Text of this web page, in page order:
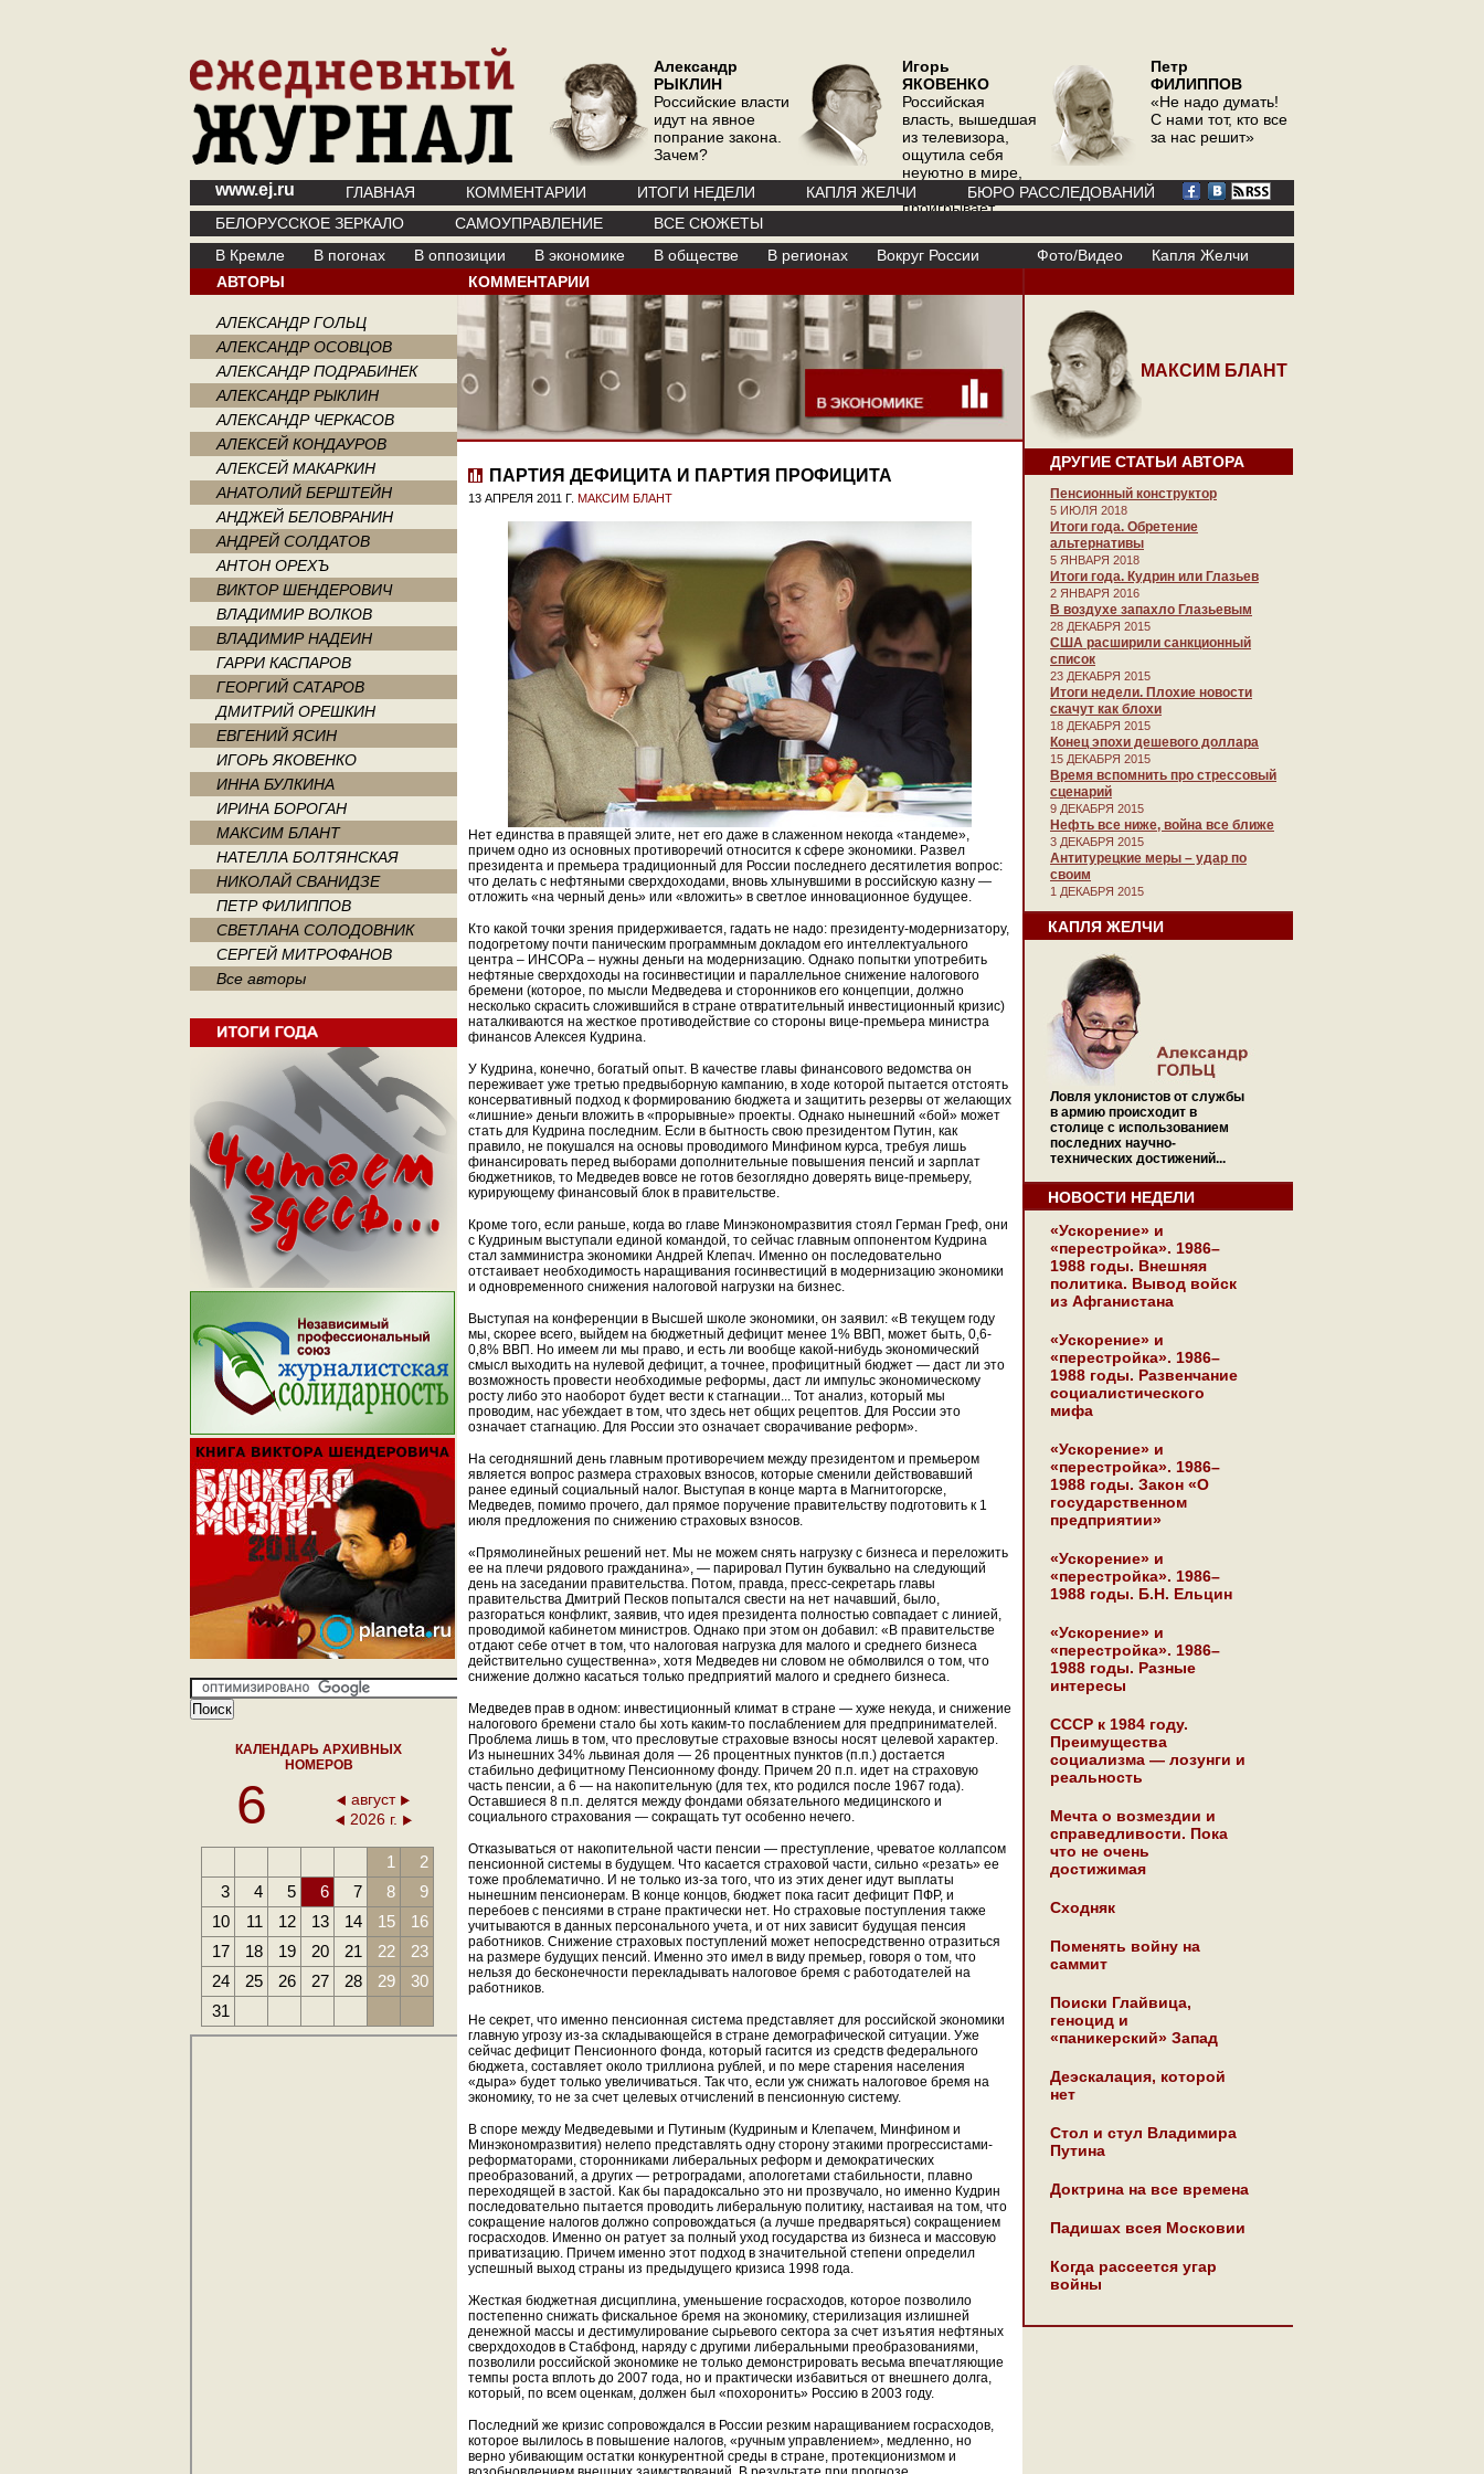
Александр
РЫКЛИН
Российские власти
идут на явное
попрание закона.
Зачем?
Игорь
ЯКОВЕНКО
Российская
власть, вышедшая
из телевизора,
ощутила себя
неуютно в мире,
где телевизор
проигрывает
Петр
ФИЛИППОВ
«Не надо думать!
С нами тот, кто все
за нас решит»
www.ej.ru ГЛАВНАЯ КОММЕНТАРИИ ИТОГИ НЕДЕЛИ КАПЛЯ ЖЕЛЧИ
БЮРО РАССЛЕДОВАНИЙ
БЕЛОРУССКОЕ ЗЕРКАЛО
САМОУПРАВЛЕНИЕ
ВСЕ СЮЖЕТЫ
В Кремле
В погонах В оппозиции В экономике В обществе В регионах Вокруг России Фото/Видео
Капля Желчи
АВТОРЫ
АЛЕКСАНДР ГОЛЬЦ
АЛЕКСАНДР ОСОВЦОВ
АЛЕКСАНДР ПОДРАБИНЕК
АЛЕКСАНДР РЫКЛИН
АЛЕКСАНДР ЧЕРКАСОВ
АЛЕКСЕЙ КОНДАУРОВ
АЛЕКСЕЙ МАКАРКИН
АНАТОЛИЙ БЕРШТЕЙН
АНДЖЕЙ БЕЛОВРАНИН
АНДРЕЙ СОЛДАТОВ
АНТОН ОРЕХЪ
ВИКТОР ШЕНДЕРОВИЧ
ВЛАДИМИР ВОЛКОВ
ВЛАДИМИР НАДЕИН
ГАРРИ КАСПАРОВ
ГЕОРГИЙ САТАРОВ
ДМИТРИЙ ОРЕШКИН
ЕВГЕНИЙ ЯСИН
ИГОРЬ ЯКОВЕНКО
ИННА БУЛКИНА
ИРИНА БОРОГАН
МАКСИМ БЛАНТ
НАТЕЛЛА БОЛТЯНСКАЯ
НИКОЛАЙ СВАНИДЗЕ
ПЕТР ФИЛИППОВ
СВЕТЛАНА СОЛОДОВНИК
СЕРГЕЙ МИТРОФАНОВ
Все авторы
КАЛЕНДАРЬ АРХИВНЫХ
НОМЕРОВ
6
август
2026 г.
1
2
3
4 5 6 7 8
9
10
11 12 13 14 15
16
17
18 19 20 21 22
23
24
25 26 27 28 29
30
31
КОММЕНТАРИИ
ПАРТИЯ ДЕФИЦИТА И ПАРТИЯ ПРОФИЦИТА
13 АПРЕЛЯ 2011 Г. МАКСИМ БЛАНТ
Нет единства в правящей элите, нет его даже в слаженном некогда «тандеме»,
причем одно из основных противоречий относится к сфере экономики. Развел
президента и премьера традиционный для России последнего десятилетия вопрос:
что делать с нефтяными сверхдоходами, вновь хлынувшими в российскую казну —
отложить «на черный день» или «вложить» в светлое инновационное будущее.
Кто какой точки зрения придерживается, гадать не надо: президенту-модернизатору,
подогретому почти паническим программным докладом его интеллектуального
центра – ИНСОРа – нужны деньги на модернизацию. Однако попытки употребить
нефтяные сверхдоходы на госинвестиции и параллельное снижение налогового
бремени (которое, по мысли Медведева и сторонников его концепции, должно
несколько скрасить сложившийся в стране отвратительный инвестиционный кризис)
наталкиваются на жесткое противодействие со стороны вице-премьера министра
финансов Алексея Кудрина.
У Кудрина, конечно, богатый опыт. В качестве главы финансового ведомства он
переживает уже третью предвыборную кампанию, в ходе которой пытается отстоять
консервативный подход к формированию бюджета и защитить резервы от желающих
«лишние» деньги вложить в «прорывные» проекты. Однако нынешний «бой» может
стать для Кудрина последним. Если в бытность свою президентом Путин, как
правило, не покушался на основы проводимого Минфином курса, требуя лишь
финансировать перед выборами дополнительные повышения пенсий и зарплат
бюджетников, то Медведев вовсе не готов безоглядно доверять вице-премьеру,
курирующему финансовый блок в правительстве.
Кроме того, если раньше, когда во главе Минэкономразвития стоял Герман Греф, они
с Кудриным выступали единой командой, то сейчас главным оппонентом Кудрина
стал замминистра экономики Андрей Клепач. Именно он последовательно
отстаивает необходимость наращивания госинвестиций в модернизацию экономики
и одновременного снижения налоговой нагрузки на бизнес.
Выступая на конференции в Высшей школе экономики, он заявил: «В текущем году
мы, скорее всего, выйдем на бюджетный дефицит менее 1% ВВП, может быть, 0,6-
0,8% ВВП. Но имеем ли мы право, и есть ли вообще какой-нибудь экономический
смысл выходить на нулевой дефицит, а точнее, профицитный бюджет — даст ли это
возможность провести необходимые реформы, даст ли импульс экономическому
росту либо это наоборот будет вести к стагнации... Тот анализ, который мы
проводим, нас убеждает в том, что здесь нет общих рецептов. Для России это
означает стагнацию. Для России это означает сворачивание реформ».
На сегодняшний день главным противоречием между президентом и премьером
является вопрос размера страховых взносов, которые сменили действовавший
ранее единый социальный налог. Выступая в конце марта в Магнитогорске,
Медведев, помимо прочего, дал прямое поручение правительству подготовить к 1
июля предложения по снижению страховых взносов.
«Прямолинейных решений нет. Мы не можем снять нагрузку с бизнеса и переложить
ее на плечи рядового гражданина», — парировал Путин буквально на следующий
день на заседании правительства. Потом, правда, пресс-секретарь главы
правительства Дмитрий Песков попытался свести на нет начавший, было,
разгораться конфликт, заявив, что идея президента полностью совпадает с линией,
проводимой кабинетом министров. Однако при этом он добавил: «В правительстве
отдают себе отчет в том, что налоговая нагрузка для малого и среднего бизнеса
действительно существенна», хотя Медведев ни словом не обмолвился о том, что
снижение должно касаться только предприятий малого и среднего бизнеса.
Медведев прав в одном: инвестиционный климат в стране — хуже некуда, и снижение
налогового бремени стало бы хоть каким-то послаблением для предпринимателей.
Проблема лишь в том, что пресловутые страховые взносы носят целевой характер.
Из нынешних 34% львиная доля — 26 процентных пунктов (п.п.) достается
стабильно дефицитному Пенсионному фонду. Причем 20 п.п. идет на страховую
часть пенсии, а 6 — на накопительную (для тех, кто родился после 1967 года).
Оставшиеся 8 п.п. делятся между фондами обязательного медицинского и
социального страхования — сокращать тут особенно нечего.
Отказываться от накопительной части пенсии — преступление, чреватое коллапсом
пенсионной системы в будущем. Что касается страховой части, сильно «резать» ее
тоже проблематично. И не только из-за того, что из этих денег идут выплаты
нынешним пенсионерам. В конце концов, бюджет пока гасит дефицит ПФР, и
перебоев с пенсиями в стране практически нет. Но страховые поступления также
учитываются в данных персонального учета, и от них зависит будущая пенсия
работников. Снижение страховых поступлений может непосредственно отразиться
на размере будущих пенсий. Именно это имел в виду премьер, говоря о том, что
нельзя до бесконечности перекладывать налоговое бремя с работодателей на
работников.
Не секрет, что именно пенсионная система представляет для российской экономики
главную угрозу из-за складывающейся в стране демографической ситуации. Уже
сейчас дефицит Пенсионного фонда, который гасится из средств федерального
бюджета, составляет около триллиона рублей, и по мере старения населения
«дыра» будет только увеличиваться. Так что, если уж снижать налоговое бремя на
экономику, то не за счет целевых отчислений в пенсионную систему.
В споре между Медведевыми и Путиным (Кудриным и Клепачем, Минфином и
Минэкономразвития) нелепо представлять одну сторону этакими прогрессистами-
реформаторами, сторонниками либеральных реформ и демократических
преобразований, а других — ретроградами, апологетами стабильности, плавно
переходящей в застой. Как бы парадоксально это ни прозвучало, но именно Кудрин
последовательно пытается проводить либеральную политику, настаивая на том, что
сокращение налогов должно сопровождаться (а лучше предваряться) сокращением
госрасходов. Именно он ратует за полный уход государства из бизнеса и массовую
приватизацию. Причем именно этот подход в значительной степени определил
успешный выход страны из предыдущего кризиса 1998 года.
Жесткая бюджетная дисциплина, уменьшение госрасходов, которое позволило
постепенно снижать фискальное бремя на экономику, стерилизация излишней
денежной массы и дестимулирование сырьевого сектора за счет изъятия нефтяных
сверхдоходов в Стабфонд, наряду с другими либеральными преобразованиями,
позволили российской экономике не только демонстрировать весьма впечатляющие
темпы роста вплоть до 2007 года, но и практически избавиться от внешнего долга,
который, по всем оценкам, должен был «похоронить» Россию в 2003 году.
Последний же кризис сопровождался в России резким наращиванием госрасходов,
которое вылилось в повышение налогов, «ручным управлением», медленно, но
верно убивающим остатки конкурентной среды в стране, протекционизмом и
МАКСИМ БЛАНТ
ДРУГИЕ СТАТЬИ АВТОРА
Пенсионный конструктор
5 ИЮЛЯ 2018
Итоги года. Обретение
альтернативы
5 ЯНВАРЯ 2018
Итоги года. Кудрин или Глазьев
2 ЯНВАРЯ 2016
В воздухе запахло Глазьевым
28 ДЕКАБРЯ 2015
США расширили санкционный
список
23 ДЕКАБРЯ 2015
Итоги недели. Плохие новости
скачут как блохи
18 ДЕКАБРЯ 2015
Конец эпохи дешевого доллара
15 ДЕКАБРЯ 2015
Время вспомнить про стрессовый
сценарий
9 ДЕКАБРЯ 2015
Нефть все ниже, война все ближе
3 ДЕКАБРЯ 2015
Антитурецкие меры – удар по
своим
1 ДЕКАБРЯ 2015
КАПЛЯ ЖЕЛЧИ
Ловля уклонистов от службы
в армию происходит в
столице с использованием
последних научно-
технических достижений...
НОВОСТИ НЕДЕЛИ
«Ускорение» и
«перестройка». 1986–
1988 годы. Внешняя
политика. Вывод войск
из Афганистана
«Ускорение» и
«перестройка». 1986–
1988 годы. Развенчание
социалистического
мифа
«Ускорение» и
«перестройка». 1986–
1988 годы. Закон «О
государственном
предприятии»
«Ускорение» и
«перестройка». 1986–
1988 годы. Б.Н. Ельцин
«Ускорение» и
«перестройка». 1986–
1988 годы. Разные
интересы
СССР к 1984 году.
Преимущества
социализма — лозунги и
реальность
Мечта о возмездии и
справедливости. Пока
что не очень
достижимая
Сходняк
Поменять войну на
саммит
Поиски Глайвица,
геноцид и
«паникерский» Запад
Деэскалация, которой
нет
Стол и стул Владимира
Путина
Доктрина на все времена
Падишах всея Московии
Когда рассеется угар
войны